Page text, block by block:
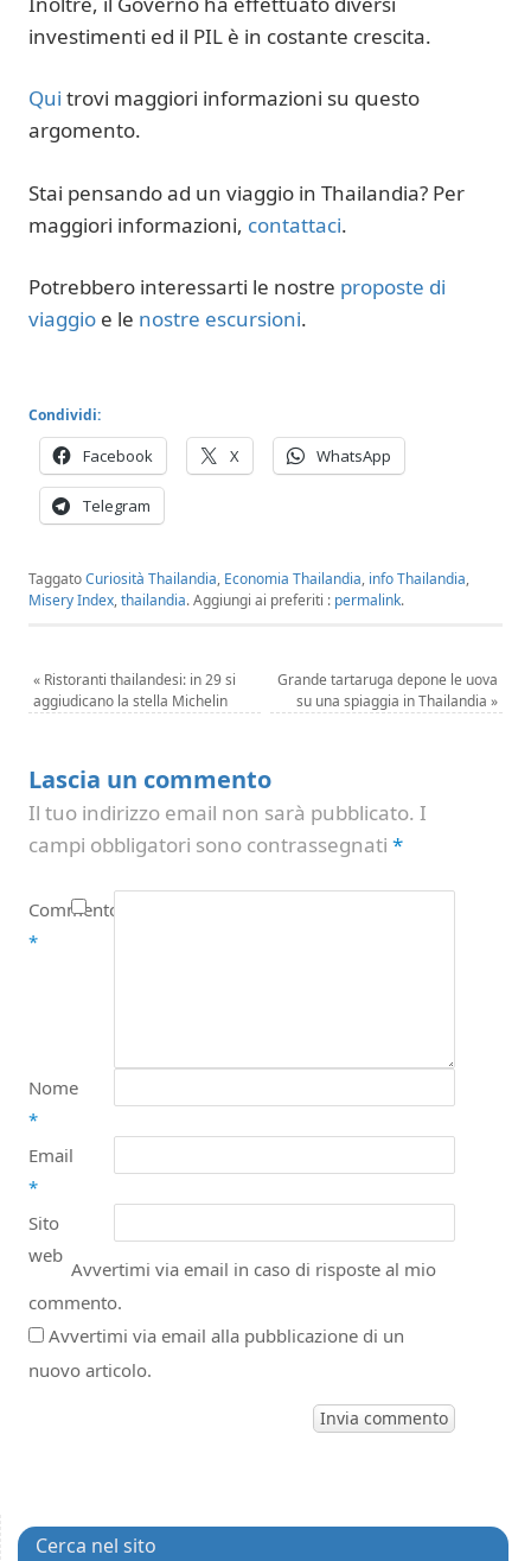
investimenti ed il PIL è in costante crescita.
Qui trovi maggiori informazioni su questo
argomento.
Stai pensando ad un viaggio in Thailandia? Per
maggiori informazioni, contattaci.
Potrebbero interessarti le nostre proposte di
viaggio e le nostre escursioni.
Condividi:
Facebook X WhatsApp
Telegram
TaggatoCuriosità Thailandia, Economia Thailandia, info Thailandia,
Misery Index,thailandia.Aggiungi ai preferiti : permalink.
« Ristoranti thailandesi: in 29 si
aggiudicano la stella Michelin
Grande tartaruga depone le uova
su una spiaggia in Thailandia »
Lascia un commento
Il tuo indirizzo email non sarà pubblicato. I
campi obbligatori sono contrassegnati *
Commento
*
Nome
*
Email
*
Sito
web
Avvertimi via email in caso di risposte al mio
commento.
Avvertimi via email alla pubblicazione di un
nuovo articolo.
Cerca nel sito